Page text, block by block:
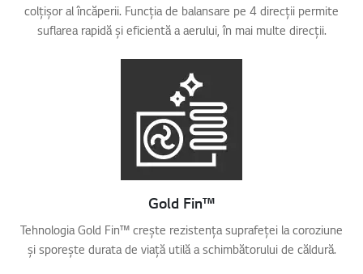
colțișor al încăperii. Funcția de balansare pe 4 direcții permite
suflarea rapidă și eficientă a aerului, în mai multe direcții.
Gold Fin™
Tehnologia Gold Fin™ crește rezistența suprafeței la coroziune
și sporește durata de viață utilă a schimbătorului de căldură.